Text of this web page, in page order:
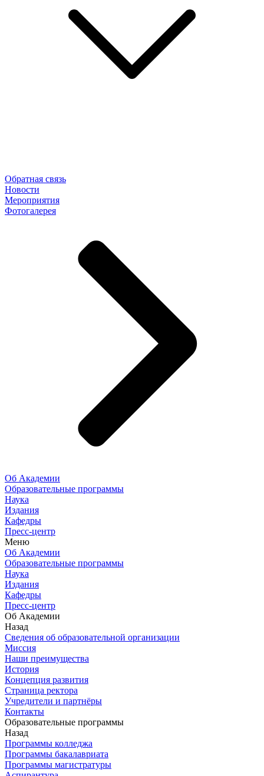
Обратная связь
Новости
Мероприятия
Фотогалерея
Об Академии
Образовательные программы
Наука
Издания
Кафедры
Пресс-центр
Меню
Об Академии
Образовательные программы
Наука
Издания
Кафедры
Пресс-центр
Об Академии
Назад
Сведения об образовательной организации
Миссия
Наши преимущества
История
Концепция развития
Страница ректора
Учредители и партнёры
Контакты
Образовательные программы
Назад
Программы колледжа
Программы бакалавриата
Программы магистратуры